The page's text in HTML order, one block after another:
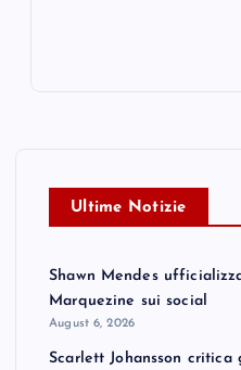
Ultime Notizie
Shawn Mendes
Marquezine sui social
August 6, 2026
Scarlett Johansson